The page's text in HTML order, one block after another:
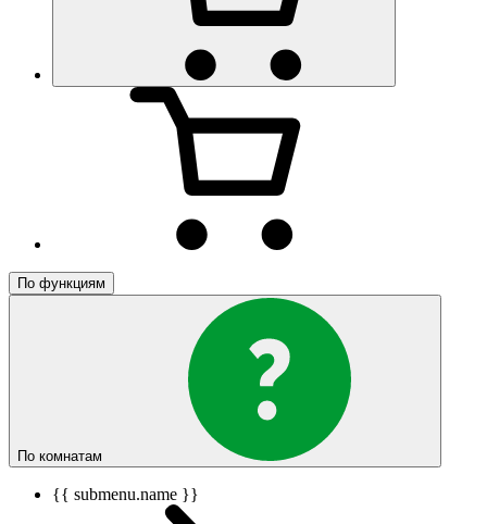
По функциям
По комнатам
{{ submenu.name }}